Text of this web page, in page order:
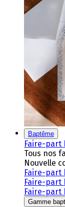
Baptême
Faire-part
Tous nos
Nouvelle
Faire-part
Faire-part
Faire-part
Gamme